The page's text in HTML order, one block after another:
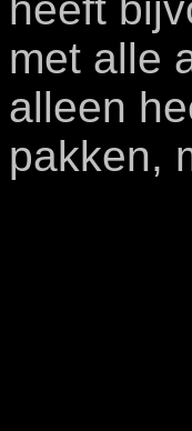
met alle
alleen
pakken,